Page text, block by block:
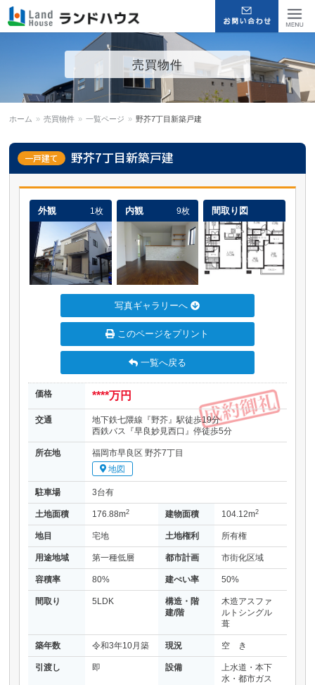
福岡早良区の賃貸物件・売買
物件 | ランドハウス
売買物件
ホーム » 売買物件 » 一覧ページ » 野芥7丁目新築戸建
一戸建て 野芥7丁目新築戸建
外観 1枚 内観 9枚 間取り図
写真ギャラリーへ
このページをプリント
一覧へ戻る
価格 ****万円
交通
地下鉄七隈線『野芥』駅徒歩19分
西鉄バス『早良妙見西口』停徒歩5分
所在地
福岡市早良区 野芥7丁目
地図
駐車場 3台有
土地面積 176.88m2 建物面積 104.12m2
地目 宅地 土地権利 所有権
用途地域 第一種低層 都市計画 市街化区域
容積率 80% 建ぺい率 50%
間取り 5LDK
構造・階
建/階
木造アスファ
ルトシングル
葺
築年数 令和3年10月築 現況 空 き
引渡し 即 設備
上水道・本下
水・都市ガス